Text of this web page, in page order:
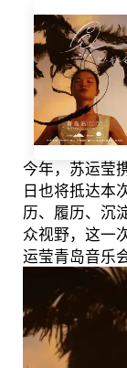
今年，苏运莹
日也将抵达本
历、履历、沉
众视野，这一
运莹青岛音乐